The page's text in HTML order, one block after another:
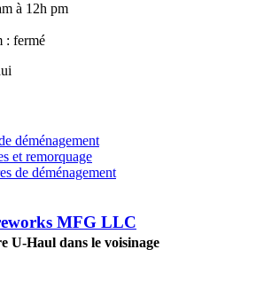
à 12h pm
: fermé
déménagement
et remorquage
de déménagement
MFG LLC
U-Haul dans le voisinage